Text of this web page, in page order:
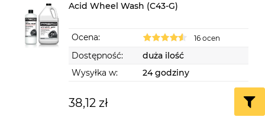
Acid Wheel Wash (C43-G)
Ocena: 16 ocen
Dostępność:
duża ilość
Wysyłka w:
24 godziny
38,12 zł